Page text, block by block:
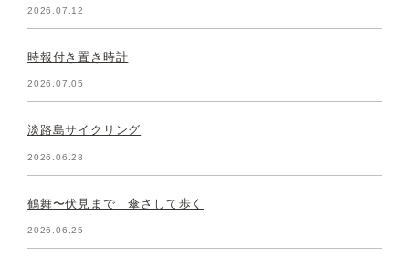
2026.07.12
時報付き置き時計
2026.07.05
淡路島サイクリング
2026.06.28
鶴舞〜伏見まで 傘さして歩く
2026.06.25